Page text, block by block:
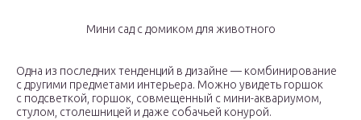
Мини сад с домиком для животного
Одна из последних тенденций в дизайне — комбинирование
с другими предметами интерьера. Можно увидеть горшок
с подсветкой, горшок, совмещенный с мини-аквариумом,
стулом, столешницей и даже собачьей конурой.